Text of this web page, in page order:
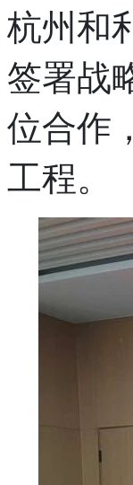
杭州和
签署战
位合作
工程。